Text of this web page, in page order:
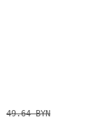
49.64 BYN